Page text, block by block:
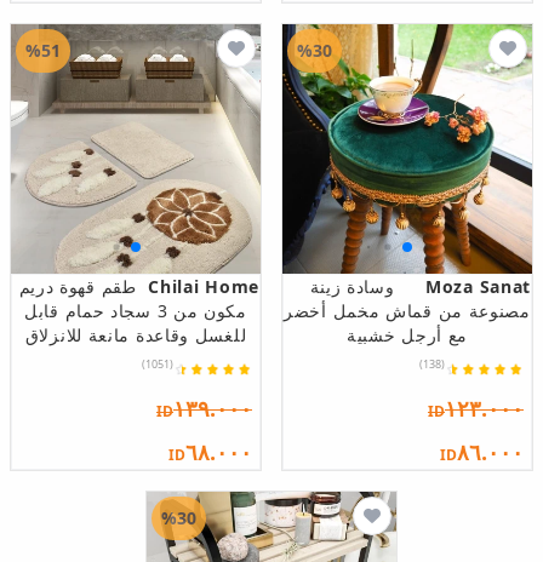
Moza Sanat
وسادة زينة
مصنوعة من قماش مخمل أخضر
مع أرجل خشبية
(138)
ID١٢٣.٠٠٠
ID٨٦.٠٠٠
%30
Chilai Home طقم قهوة دريم
مكون من 3 سجاد حمام قابل
للغسل وقاعدة مانعة للانزلاق
(1051)
ID١٣٩.٠٠٠
ID٦٨.٠٠٠
%51
%30